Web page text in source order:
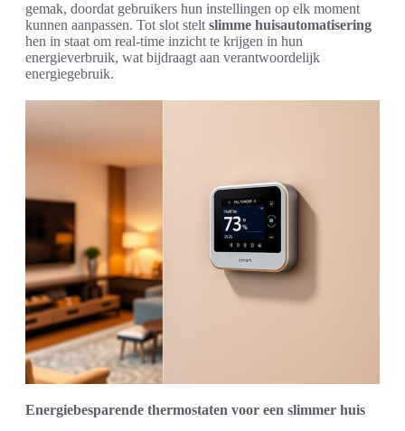
gemak, doordat gebruikers hun instellingen op elk moment
kunnen aanpassen. Tot slot stelt slimme huisautomatisering
hen in staat om real-time inzicht te krijgen in hun
energieverbruik, wat bijdraagt aan verantwoordelijk
energiegebruik.
Energiebesparende thermostaten voor een slimmer huis